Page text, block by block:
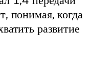
понимая, когда
развитие